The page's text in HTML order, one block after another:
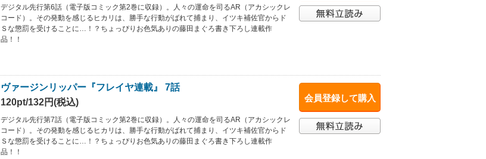
デジタル先行第6話（電子版コミック第2巻に収録）。人々の運命を司るAR（アカシックレ
コード）。その発動を感じるヒカリは、勝手な行動がばれて捕まり、イツキ補佐官からド
Ｓな懲罰を受けることに…！？ちょっぴりお色気ありの藤田まぐろ書き下ろし連載作
品！！
会員登録して購入
ヴァージンリッパー『フレイヤ連載』 7話
120pt/132円(税込)
デジタル先行第7話（電子版コミック第2巻に収録）。人々の運命を司るAR（アカシックレ
コード）。その発動を感じるヒカリは、勝手な行動がばれて捕まり、イツキ補佐官からド
Ｓな懲罰を受けることに…！？ちょっぴりお色気ありの藤田まぐろ書き下ろし連載作
品！！